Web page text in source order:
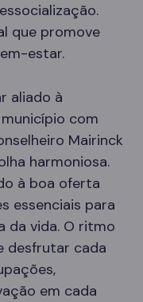
que promove
estar.
aliado à
com
Mairinck
harmoniosa.
à boa oferta
essenciais para
da vida. O ritmo
desfrutar cada
em cada